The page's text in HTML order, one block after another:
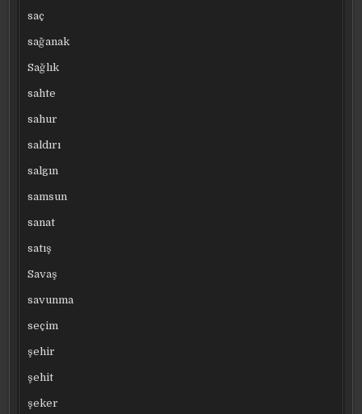
saç
sağanak
Sağlık
sahte
sahur
saldırı
salgın
samsun
sanat
satış
Savaş
savunma
seçim
şehir
şehit
şeker